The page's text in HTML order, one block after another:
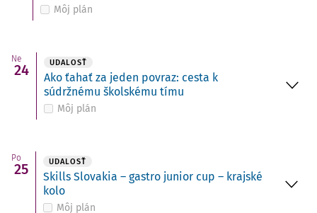
Môj plán
Ne
24 UDALOSŤ
Ako ťahať za jeden povraz: cesta k
súdržnému školskému tímu
Môj plán
Po
25 UDALOSŤ
Skills Slovakia – gastro junior cup – krajské
kolo
Môj plán